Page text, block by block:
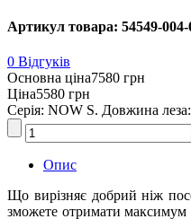
Артикул товара: 54549-004-
0 Відгуків
Основна ціна7580 грн
Ціна5580 грн
Серія: NOW S. Довжина
Опис
Що вирізняє добрий ніж
зможете отримати максимум